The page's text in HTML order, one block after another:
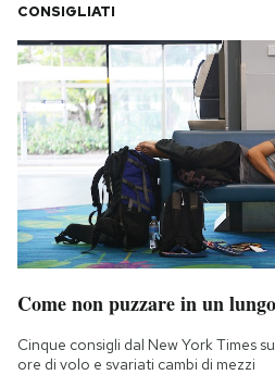
CONSIGLIATI
Come non puzzare in un
Cinque consigli dal New York Times
ore di volo e svariati cambi di mezzi